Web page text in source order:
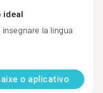
ideal
la lingua
o aplicativo